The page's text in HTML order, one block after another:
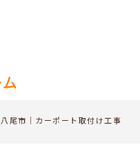
八尾市｜カーポート取付け工事